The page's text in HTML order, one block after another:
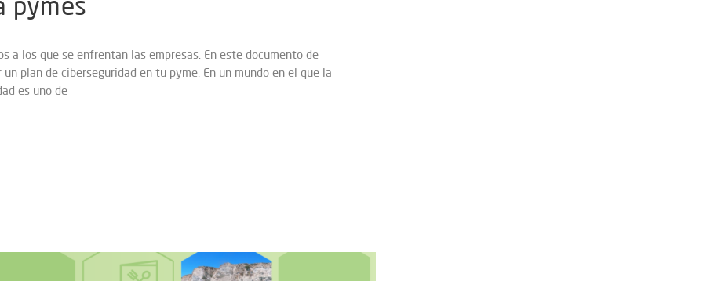
a los que se enfrentan las empresas. En este documento de
plan de ciberseguridad en tu pyme. En un mundo en el que la
es uno de